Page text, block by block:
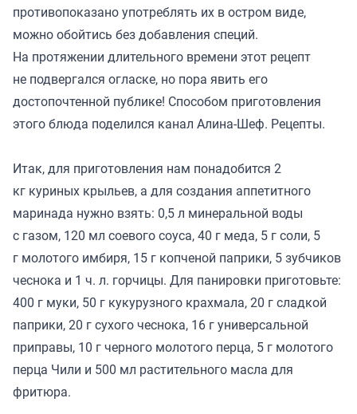
противопоказано употреблять их в остром виде,
можно обойтись без добавления специй.
На протяжении длительного времени этот рецепт
не подвергался огласке, но пора явить его
достопочтенной публике! Способом приготовления
этого блюда поделился канал Алина-Шеф. Рецепты.
Итак, для приготовления нам понадобится 2
кг куриных крыльев, а для создания аппетитного
маринада нужно взять: 0,5 л минеральной воды
с газом, 120 мл соевого соуса, 40 г меда, 5 г соли, 5
г молотого имбиря, 15 г копченой паприки, 5 зубчиков
чеснока и 1 ч. л. горчицы. Для панировки приготовьте:
400 г муки, 50 г кукурузного крахмала, 20 г сладкой
паприки, 20 г сухого чеснока, 16 г универсальной
приправы, 10 г черного молотого перца, 5 г молотого
перца Чили и 500 мл растительного масла для
фритюра.